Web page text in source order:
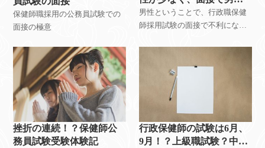
保健師職採用の公務員試験での
面接の極意
ということで不利になる
のでは？
男性ということで、行政職保健
師採用試験の面接で不利になる
挫折の連続！？保健師公
務員試験受験体験記
行政保健師の試験は6月、
9月！？上級職試験？中級